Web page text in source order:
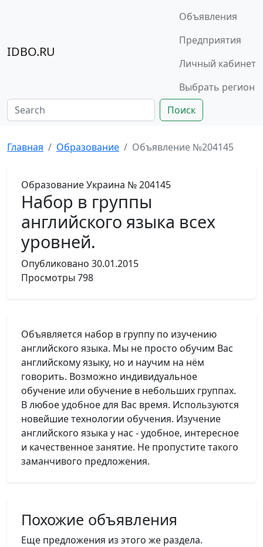
IDBO.RU
Объявления
Предприятия
Личный кабинет
Выбрать регион
Поиск
Главная Образование Объявление №204145
ОбразованиеУкраина № 204145
Набор в группы
английского языка всех
уровней.
Опубликовано 30.01.2015
Просмотры 798
Объявляется набор в группу по изучению
английского языка. Мы не просто обучим Вас
английскому языку, но и научим на нём
говорить. Возможно индивидуальное
обучение или обучение в небольших группах.
В любое удобное для Вас время. Используются
новейшие технологии обучения. Изучение
английского языка у нас - удобное, интересное
и качественное занятие. Не пропустите такого
заманчивого предложения.
Похожие объявления
Еще предложения из этого же раздела.